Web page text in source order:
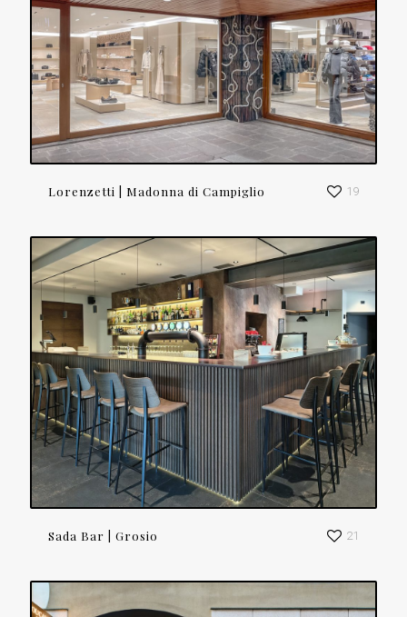
Lorenzetti | Madonna di Campiglio 19
Sada Bar | Grosio 21